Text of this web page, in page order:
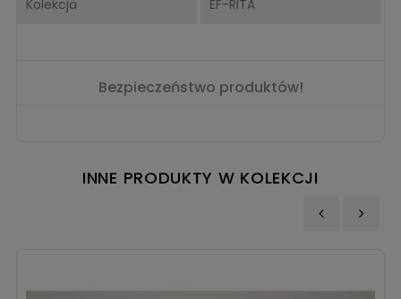
Kolekcja EF-RITA
Bezpieczeństwo produktów!
INNE PRODUKTY W KOLEKCJI